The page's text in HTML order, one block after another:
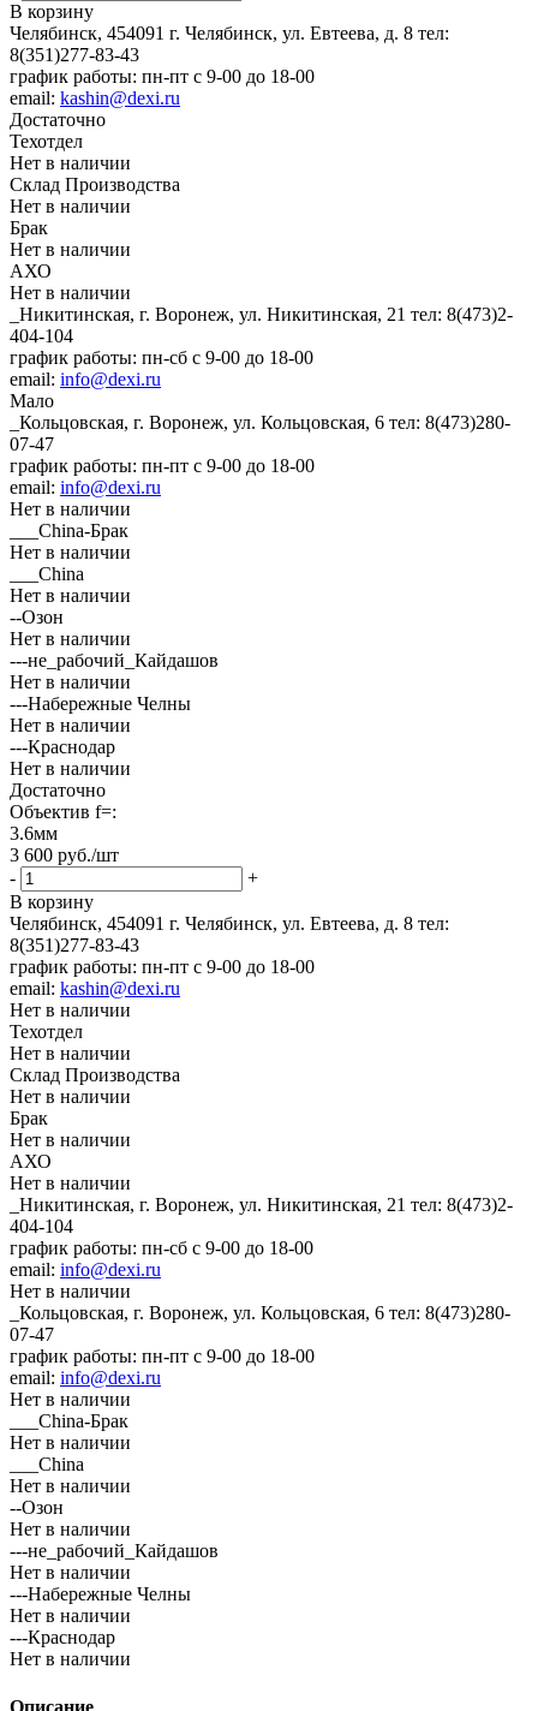
В корзину
Челябинск, 454091 г. Челябинск, ул. Евтеева, д. 8 тел:
8(351)277-83-43
график работы: пн-пт с 9-00 до 18-00
email: kashin@dexi.ru
Достаточно
Техотдел
Нет в наличии
Склад Производства
Нет в наличии
Брак
Нет в наличии
АХО
Нет в наличии
_Никитинская, г. Воронеж, ул. Никитинская, 21 тел: 8(473)2-
404-104
график работы: пн-сб с 9-00 до 18-00
email: info@dexi.ru
Мало
_Кольцовская, г. Воронеж, ул. Кольцовская, 6 тел: 8(473)280-
07-47
график работы: пн-пт с 9-00 до 18-00
email: info@dexi.ru
Нет в наличии
___China-Брак
Нет в наличии
___China
Нет в наличии
--Озон
Нет в наличии
---не_рабочий_Кайдашов
Нет в наличии
---Набережные Челны
Нет в наличии
---Краснодар
Нет в наличии
Достаточно
Объектив f=:
3.6мм
3 600 руб./шт
-
+
В корзину
Челябинск, 454091 г. Челябинск, ул. Евтеева, д. 8 тел:
8(351)277-83-43
график работы: пн-пт с 9-00 до 18-00
email: kashin@dexi.ru
Нет в наличии
Техотдел
Нет в наличии
Склад Производства
Нет в наличии
Брак
Нет в наличии
АХО
Нет в наличии
_Никитинская, г. Воронеж, ул. Никитинская, 21 тел: 8(473)2-
404-104
график работы: пн-сб с 9-00 до 18-00
email: info@dexi.ru
Нет в наличии
_Кольцовская, г. Воронеж, ул. Кольцовская, 6 тел: 8(473)280-
07-47
график работы: пн-пт с 9-00 до 18-00
email: info@dexi.ru
Нет в наличии
___China-Брак
Нет в наличии
___China
Нет в наличии
--Озон
Нет в наличии
---не_рабочий_Кайдашов
Нет в наличии
---Набережные Челны
Нет в наличии
---Краснодар
Нет в наличии
Описание